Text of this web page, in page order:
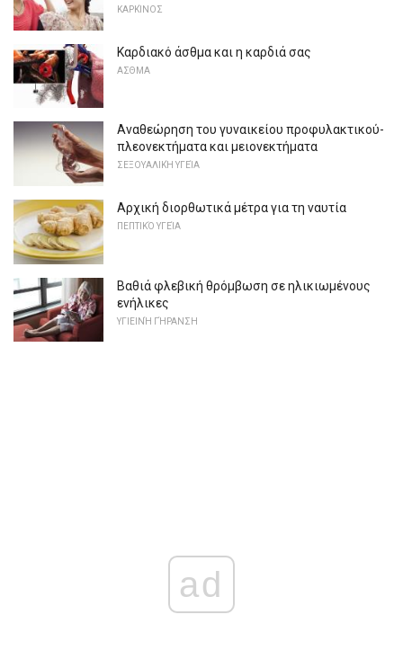
ΚΑΡΚΊΝΟΣ
Καρδιακό άσθμα και η καρδιά σας
ΑΣΘΜΑ
Αναθεώρηση του γυναικείου προφυλακτικού-
πλεονεκτήματα και μειονεκτήματα
ΣΕΞΟΥΑΛΙΚΉ ΥΓΕΊΑ
Αρχική διορθωτικά μέτρα για τη ναυτία
ΠΕΠΤΙΚΌ ΥΓΕΊΑ
Βαθιά φλεβική θρόμβωση σε ηλικιωμένους
ενήλικες
ΥΓΙΕΙΝΉ ΓΉΡΑΝΣΗ
ad